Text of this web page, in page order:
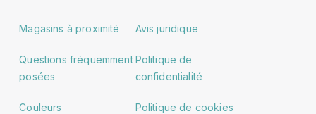
Magasins à proximité
Questions fréquemment
posées
Couleurs
Avis juridique
Politique de
confidentialité
Politique de cookies